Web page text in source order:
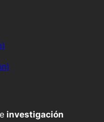
investigación